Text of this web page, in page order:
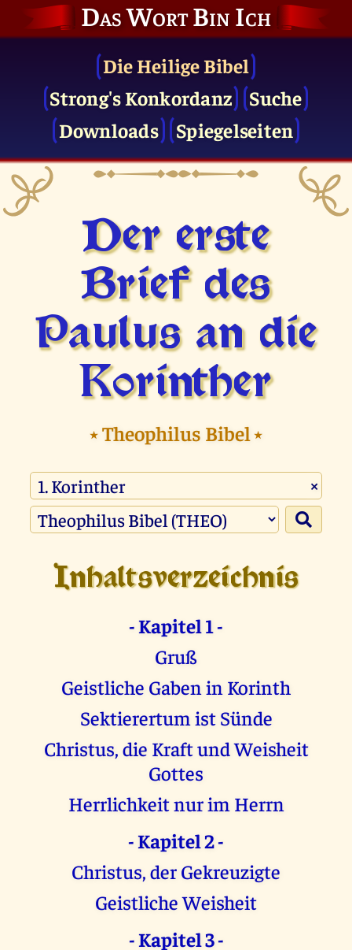
Das Wort Bin Ich
Die Heilige Bibel
Strong's Konkordanz
Suche
Downloads
Spiegelseiten
Der erste
Brief des
Paulus an die
Korinther
⭑Theophilus Bibel⭑
×
Inhaltsverzeichnis
- Kapitel 1 -
Gruß
Geistliche Gaben in Korinth
Sektierertum ist Sünde
Christus, die Kraft und Weisheit
Gottes
Herrlichkeit nur im Herrn
- Kapitel 2 -
Christus, der Gekreuzigte
Geistliche Weisheit
- Kapitel 3 -